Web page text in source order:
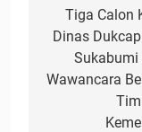
pos
Tiga Calon
Dinas
Wawancara